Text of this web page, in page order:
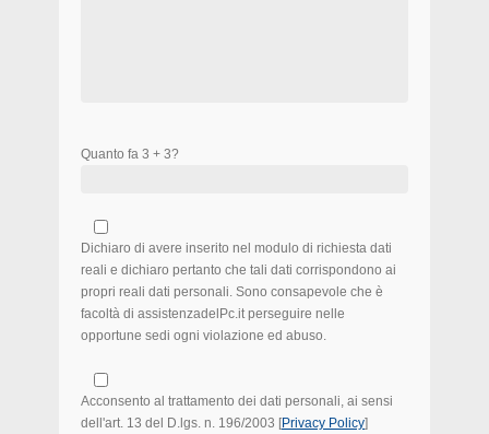
Quanto fa 3 + 3?
Dichiaro di avere inserito nel modulo di richiesta dati
reali e dichiaro pertanto che tali dati corrispondono ai
propri reali dati personali. Sono consapevole che è
facoltà di assistenzadelPc.it perseguire nelle
opportune sedi ogni violazione ed abuso.
Acconsento al trattamento dei dati personali, ai sensi
dell'art. 13 del D.lgs. n. 196/2003 [Privacy Policy]